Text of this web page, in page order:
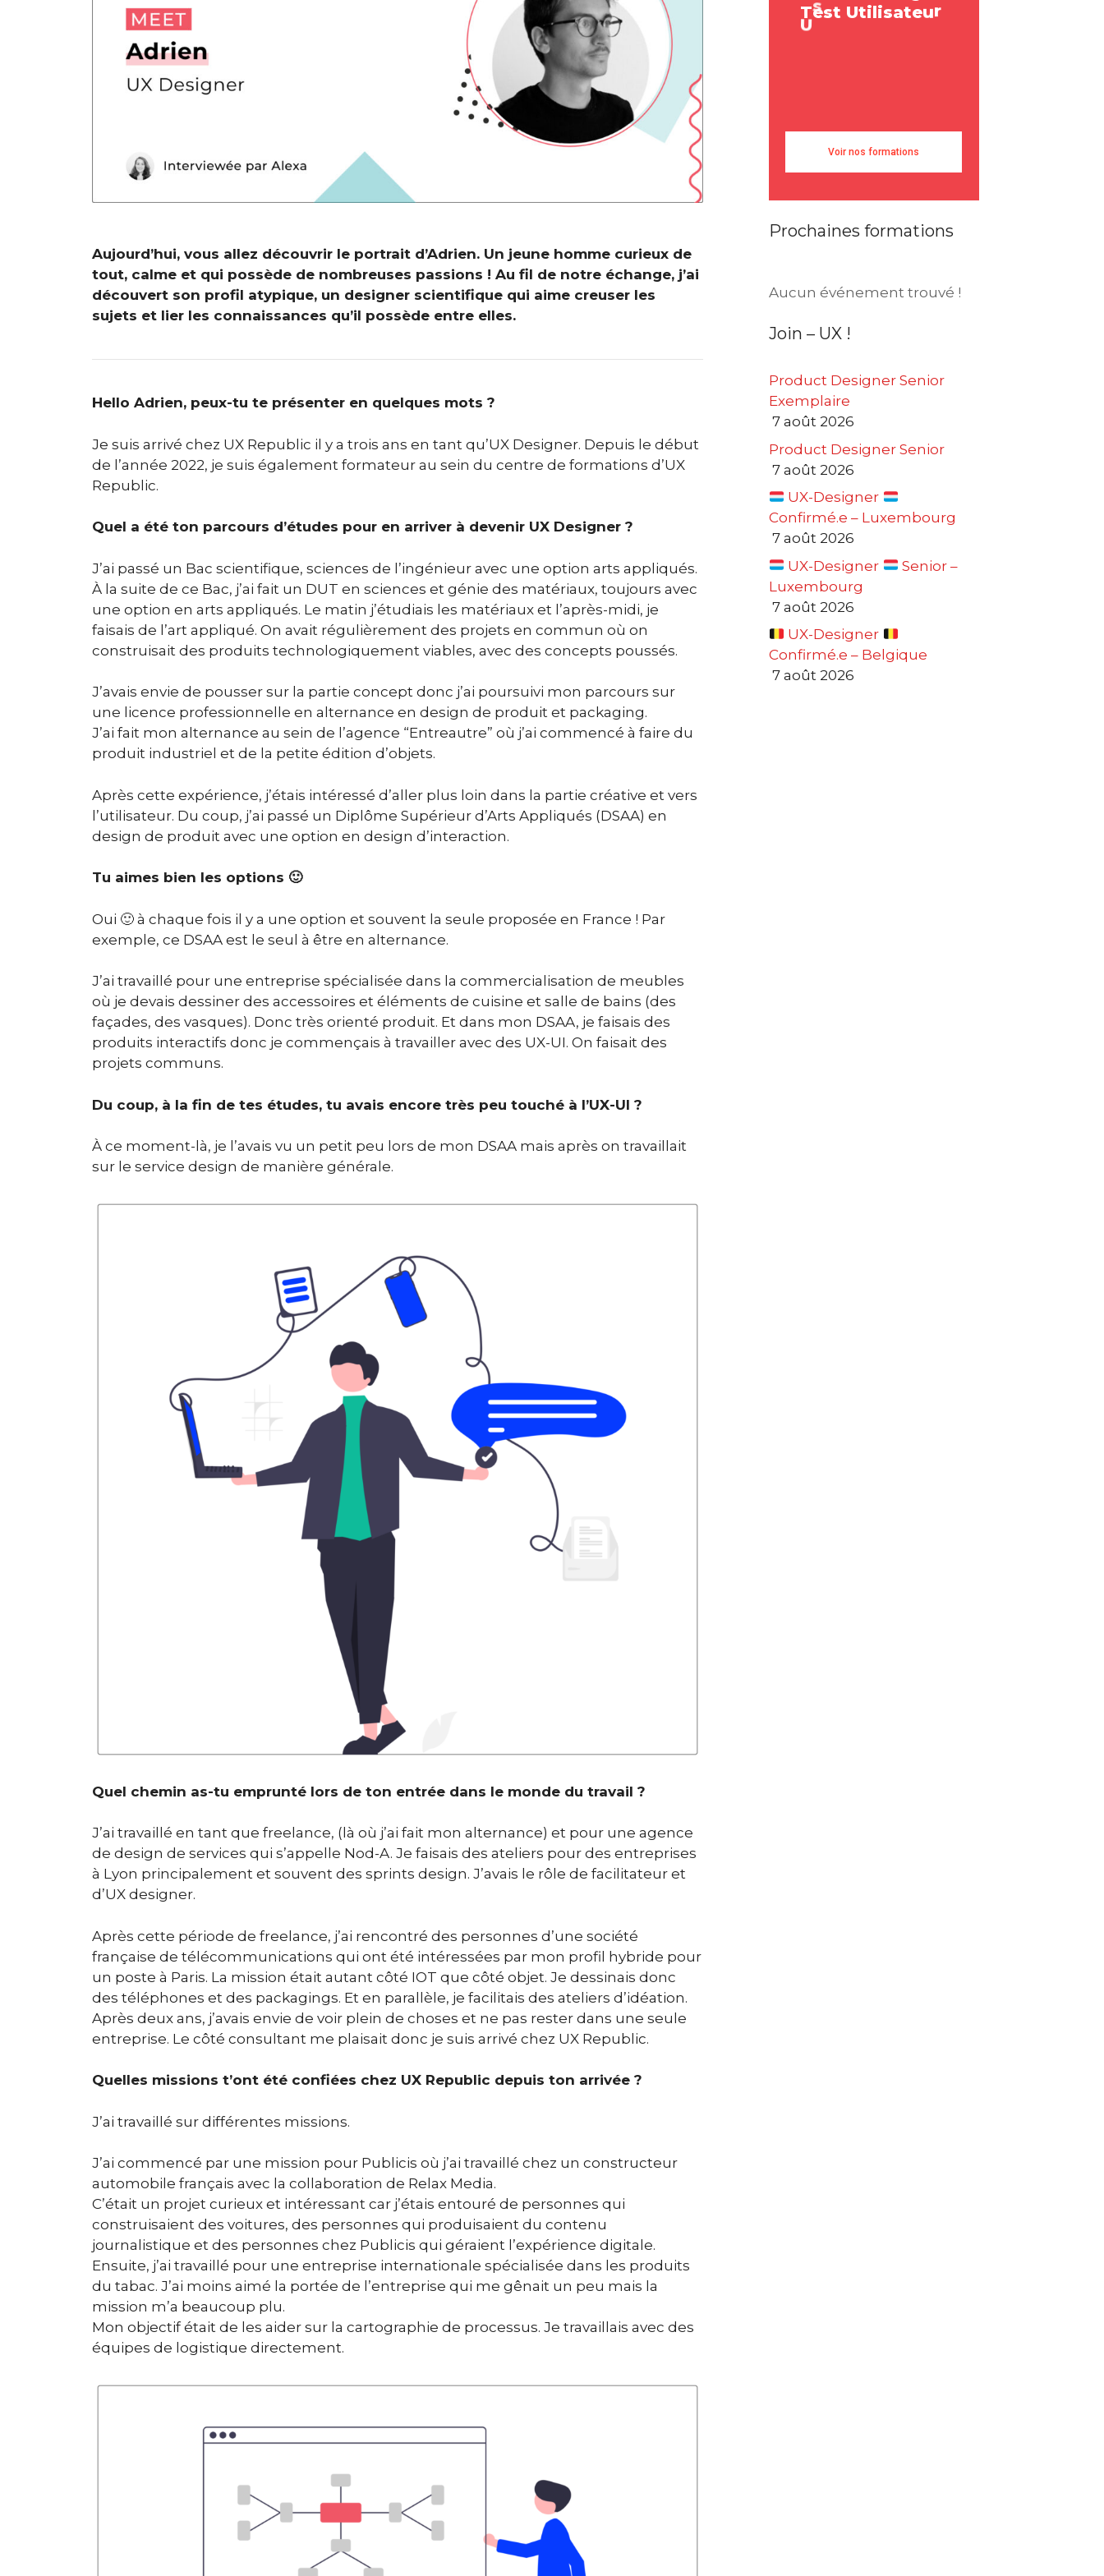
Aujourd’hui, vous allez découvrir le portrait d’Adrien. Un jeune homme curieux de
tout, calme et qui possède de nombreuses passions ! Au fil de notre échange, j’ai
découvert son profil atypique, un designer scientifique qui aime creuser les
sujets et lier les connaissances qu’il possède entre elles.
Hello Adrien, peux-tu te présenter en quelques mots ?
Je suis arrivé chez UX Republic il y a trois ans en tant qu’UX Designer. Depuis le début
de l’année 2022, je suis également formateur au sein du centre de formations d’UX
Republic.
Quel a été ton parcours d’études pour en arriver à devenir UX Designer ?
J’ai passé un Bac scientifique, sciences de l’ingénieur avec une option arts appliqués.
À la suite de ce Bac, j’ai fait un DUT en sciences et génie des matériaux, toujours avec
une option en arts appliqués. Le matin j’étudiais les matériaux et l’après-midi, je
faisais de l’art appliqué. On avait régulièrement des projets en commun où on
construisait des produits technologiquement viables, avec des concepts poussés.
J’avais envie de pousser sur la partie concept donc j’ai poursuivi mon parcours sur
une licence professionnelle en alternance en design de produit et packaging.
J’ai fait mon alternance au sein de l’agence “Entreautre” où j’ai commencé à faire du
produit industriel et de la petite édition d’objets.
Après cette expérience, j’étais intéressé d’aller plus loin dans la partie créative et vers
l’utilisateur. Du coup, j’ai passé un Diplôme Supérieur d’Arts Appliqués (DSAA) en
design de produit avec une option en design d’interaction.
Tu aimes bien les options 🙂
Oui 🙂 à chaque fois il y a une option et souvent la seule proposée en France ! Par
exemple, ce DSAA est le seul à être en alternance.
J’ai travaillé pour une entreprise spécialisée dans la commercialisation de meubles
où je devais dessiner des accessoires et éléments de cuisine et salle de bains (des
façades, des vasques). Donc très orienté produit. Et dans mon DSAA, je faisais des
produits interactifs donc je commençais à travailler avec des UX-UI. On faisait des
projets communs.
Du coup, à la fin de tes études, tu avais encore très peu touché à l’UX-UI ?
À ce moment-là, je l’avais vu un petit peu lors de mon DSAA mais après on travaillait
sur le service design de manière générale.
Quel chemin as-tu emprunté lors de ton entrée dans le monde du travail ?
J’ai travaillé en tant que freelance, (là où j’ai fait mon alternance) et pour une agence
de design de services qui s’appelle Nod-A. Je faisais des ateliers pour des entreprises
à Lyon principalement et souvent des sprints design. J’avais le rôle de facilitateur et
d’UX designer.
Après cette période de freelance, j’ai rencontré des personnes d’une société
française de télécommunications qui ont été intéressées par mon profil hybride pour
un poste à Paris. La mission était autant côté IOT que côté objet. Je dessinais donc
des téléphones et des packagings. Et en parallèle, je facilitais des ateliers d’idéation.
Après deux ans, j’avais envie de voir plein de choses et ne pas rester dans une seule
entreprise. Le côté consultant me plaisait donc je suis arrivé chez UX Republic.
Quelles missions t’ont été confiées chez UX Republic depuis ton arrivée ?
J’ai travaillé sur différentes missions.
J’ai commencé par une mission pour Publicis où j’ai travaillé chez un constructeur
automobile français avec la collaboration de Relax Media.
C’était un projet curieux et intéressant car j’étais entouré de personnes qui
construisaient des voitures, des personnes qui produisaient du contenu
journalistique et des personnes chez Publicis qui géraient l’expérience digitale.
Ensuite, j’ai travaillé pour une entreprise internationale spécialisée dans les produits
du tabac. J’ai moins aimé la portée de l’entreprise qui me gênait un peu mais la
mission m’a beaucoup plu.
Mon objectif était de les aider sur la cartographie de processus. Je travaillais avec des
équipes de logistique directement.
Test Utilisateur
U
r
Voir nos formations
Prochaines formations
Aucun événement trouvé !
Join – UX !
Product Designer Senior
Exemplaire
7 août 2026
Product Designer Senior
7 août 2026
UX-Designer
Confirmé.e – Luxembourg
7 août 2026
UX-Designer
Senior –
Luxembourg
7 août 2026
UX-Designer
Confirmé.e – Belgique
7 août 2026